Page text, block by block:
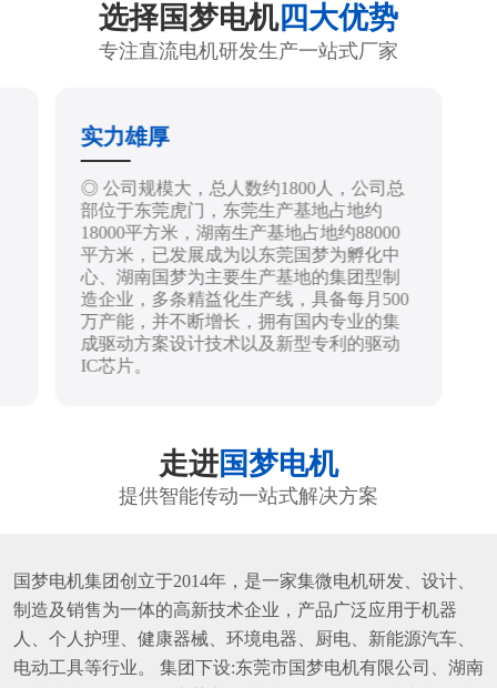
选择国梦电机四大优势
专注直流电机研发生产一站式厂家
实力雄厚
◎ 公司规模大，总人数约1800人，公司总
部位于东莞虎门，东莞生产基地占地约
18000平方米，湖南生产基地占地约88000
平方米，已发展成为以东莞国梦为孵化中
心、湖南国梦为主要生产基地的集团型制
造企业，多条精益化生产线，具备每月500
万产能，并不断增长，拥有国内专业的集
成驱动方案设计技术以及新型专利的驱动
IC芯片。
走进国梦电机
提供智能传动一站式解决方案
国梦电机集团创立于2014年，是一家集微电机研发、设计、
制造及销售为一体的高新技术企业，产品广泛应用于机器
人、个人护理、健康器械、环境电器、厨电、新能源汽车、
电动工具等行业。 集团下设:东莞市国梦电机有限公司、湖南